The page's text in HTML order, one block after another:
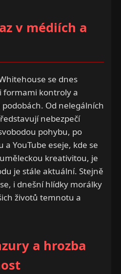
v médiích a
se dnes
formami kontroly a
Od nelegálních
nebezpečí
pohybu, po
YouTube eseje, kde se
kreativitou, je
je stále aktuální. Stejně
i dnešní hlídky morálky
životů temnotu a
a hrozba